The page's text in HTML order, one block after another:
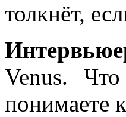
толкнёт,
Venus.
понимаетe